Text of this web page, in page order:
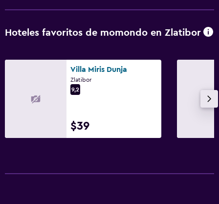
Hoteles favoritos de momondo en Zlatibor
Villa Miris Dunja
Zlatibor
9,2
$39